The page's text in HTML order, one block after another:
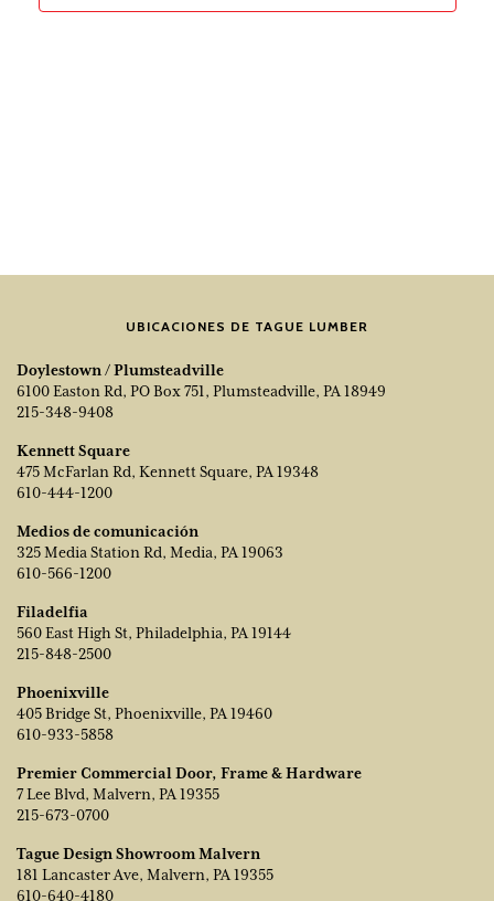
UBICACIONES DE TAGUE LUMBER
Doylestown / Plumsteadville
6100 Easton Rd, PO Box 751, Plumsteadville, PA 18949
215-348-9408
Kennett Square
475 McFarlan Rd, Kennett Square, PA 19348
610-444-1200
Medios de comunicación
325 Media Station Rd, Media, PA 19063
610-566-1200
Filadelfia
560 East High St, Philadelphia, PA 19144
215-848-2500
Phoenixville
405 Bridge St, Phoenixville, PA 19460
610-933-5858
Premier Commercial Door, Frame & Hardware
7 Lee Blvd, Malvern, PA 19355
215-673-0700
Tague Design Showroom Malvern
181 Lancaster Ave, Malvern, PA 19355
610-640-4180